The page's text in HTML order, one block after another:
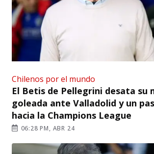
Chilenos por el mundo
El Betis de Pellegrini desata su
goleada ante Valladolid y un
hacia la Champions League
06:28 PM, ABR 24